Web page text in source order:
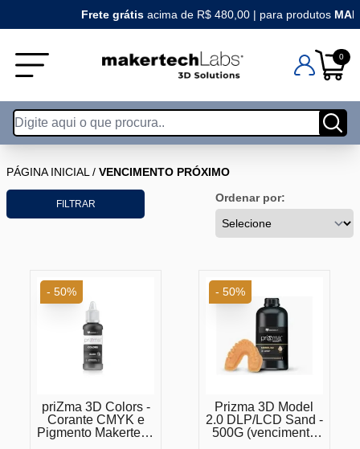
Frete grátisacima de R$ 480,00 | para produtos
0
PÁGINA INICIAL / VENCIMENTO PRÓXIMO
FILTRAR Ordenar por:
priZma 3D Colors -
Corante CMYK e
Pigmento Makertech
- 50%
Prizma 3D Model
2.0 DLP/LCD Sand -
500G (vencimento
- 50%